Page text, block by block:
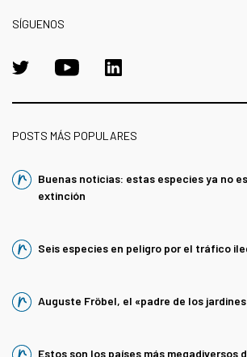
SÍGUENOS
POSTS MÁS POPULARES
Buenas noticias: estas especies ya no
extinción
Seis especies en peligro por el tráfico
Auguste Fröbel, el «padre de los
Estos son los países más megadiversos